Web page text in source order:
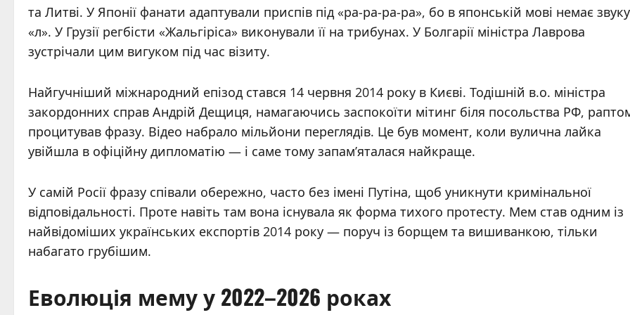
та Литві. У Японії фанати адаптували приспів під «ра-ра-ра-ра», бо в японській мові немає звуку
«л». У Грузії регбісти «Жальгіріса» виконували її на трибунах. У Болгарії міністра Лаврова
зустрічали цим вигуком під час візиту.
Найгучніший міжнародний епізод стався 14 червня 2014 року в Києві. Тодішній в.о. міністра
закордонних справ Андрій Дещиця, намагаючись заспокоїти мітинг біля посольства РФ,
процитував фразу. Відео набрало мільйони переглядів. Це був момент, коли вулична лайка
увійшла в офіційну дипломатію — і саме тому запам’яталася найкраще.
У самій Росії фразу співали обережно, часто без імені Путіна, щоб уникнути кримінальної
відповідальності. Проте навіть там вона існувала як форма тихого протесту. Мем став одним із
найвідоміших українських експортів 2014 року — поруч із борщем та вишиванкою, тільки
набагато грубішим.
Еволюція мему у 2022–2026 роках